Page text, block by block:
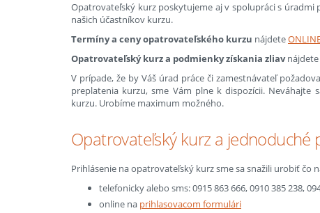
Opatrovateľský kurz poskytujeme aj v spolupráci s úradmi
našich účastníkov kurzu.
Termíny a ceny opatrovateľského kurzu nájdete
Opatrovateľský kurz a podmienky získania zliavnájdete
V prípade, že by Váš úrad práce či zamestnávateľ
preplatenia kurzu, sme Vám plne k dispozícii.
kurzu. Urobíme maximum možného.
Opatrovateľský kurz a jednoduché
Prihlásenie na opatrovateľský kurz sme sa snažili urobiť
telefonicky alebo sms: 0915 863 666, 0910 385 238,
online na prihlasovacom formulári